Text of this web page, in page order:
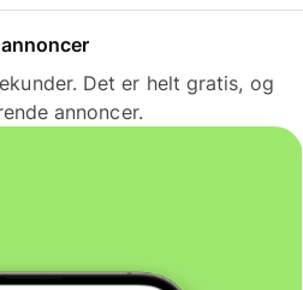
Det er helt gratis, og
annoncer.